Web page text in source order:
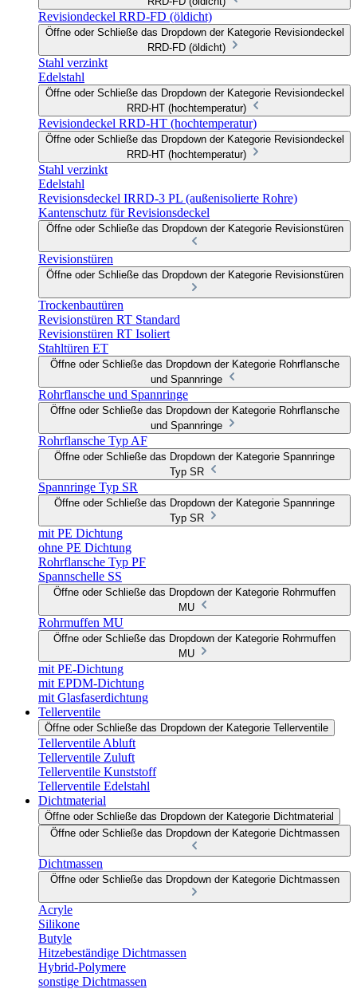
Revisiondeckel RRD-FD (öldicht)
Öffne oder Schließe das Dropdown der Kategorie Revisiondeckel
RRD-FD (öldicht)
Stahl verzinkt
Edelstahl
Öffne oder Schließe das Dropdown der Kategorie Revisiondeckel
RRD-HT (hochtemperatur)
Revisiondeckel RRD-HT (hochtemperatur)
Öffne oder Schließe das Dropdown der Kategorie Revisiondeckel
RRD-HT (hochtemperatur)
Stahl verzinkt
Edelstahl
Revisionsdeckel IRRD-3 PL (außenisolierte Rohre)
Kantenschutz für Revisionsdeckel
Öffne oder Schließe das Dropdown der Kategorie Revisionstüren
Revisionstüren
Öffne oder Schließe das Dropdown der Kategorie Revisionstüren
Trockenbautüren
Revisionstüren RT Standard
Revisionstüren RT Isoliert
Stahltüren ET
Öffne oder Schließe das Dropdown der Kategorie Rohrflansche
und Spannringe
Rohrflansche und Spannringe
Öffne oder Schließe das Dropdown der Kategorie Rohrflansche
und Spannringe
Rohrflansche Typ AF
Öffne oder Schließe das Dropdown der Kategorie Spannringe
Typ SR
Spannringe Typ SR
Öffne oder Schließe das Dropdown der Kategorie Spannringe
Typ SR
mit PE Dichtung
ohne PE Dichtung
Rohrflansche Typ PF
Spannschelle SS
Öffne oder Schließe das Dropdown der Kategorie Rohrmuffen
MU
Rohrmuffen MU
Öffne oder Schließe das Dropdown der Kategorie Rohrmuffen
MU
mit PE-Dichtung
mit EPDM-Dichtung
mit Glasfaserdichtung
Tellerventile
Öffne oder Schließe das Dropdown der Kategorie Tellerventile
Tellerventile Abluft
Tellerventile Zuluft
Tellerventile Kunststoff
Tellerventile Edelstahl
Dichtmaterial
Öffne oder Schließe das Dropdown der Kategorie Dichtmaterial
Öffne oder Schließe das Dropdown der Kategorie Dichtmassen
Dichtmassen
Öffne oder Schließe das Dropdown der Kategorie Dichtmassen
Acryle
Silikone
Butyle
Hitzebeständige Dichtmassen
Hybrid-Polymere
sonstige Dichtmassen